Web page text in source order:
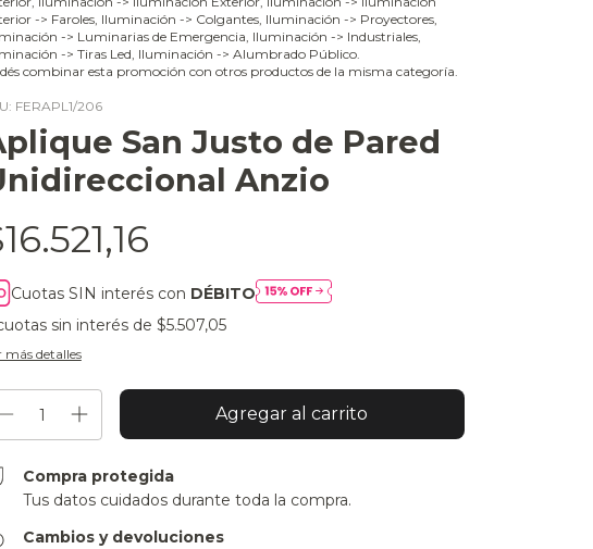
-> Faroles, Iluminación -> Colgantes, Iluminación -> Proyectores,
-> Luminarias de Emergencia, Iluminación -> Industriales,
-> Tiras Led, Iluminación -> Alumbrado Público.
combinar esta promoción con otros productos de la misma categoría.
FERAPL1/206
San Justo de Pared
Anzio
Cuotas SIN interés con DÉBITO
sin interés de $5.507,05
más detalles
Compra protegida
Tus datos cuidados durante toda la compra.
Cambios y devoluciones